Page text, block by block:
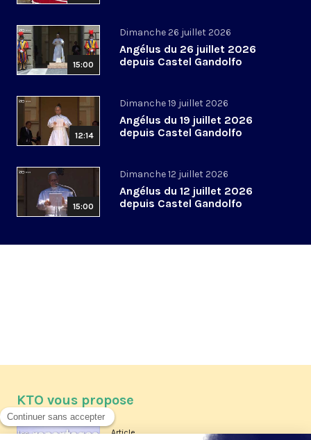
15:00
Dimanche 26 juillet 2026
Angélus du 26 juillet 2026
depuis Castel Gandolfo
12:14
Dimanche 19 juillet 2026
Angélus du 19 juillet 2026
depuis Castel Gandolfo
15:00
Dimanche 12 juillet 2026
Angélus du 12 juillet 2026
depuis Castel Gandolfo
KTO vous propose
Article